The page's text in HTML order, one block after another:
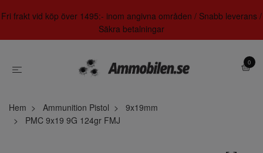
Fri frakt vid köp över 1495:- inom angivna områden / Snabb leverans /
Säkra betalningar
0
Hem Ammunition Pistol
9x19mm
PMC 9x19 9G 124gr FMJ